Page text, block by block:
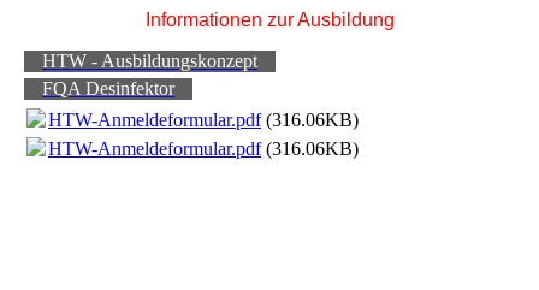
Informationen zur Ausbildung
HTW - Ausbildungskonzept
FQA Desinfektor
HTW-Anmeldeformular.pdf(316.06KB)
HTW-Anmeldeformular.pdf(316.06KB)